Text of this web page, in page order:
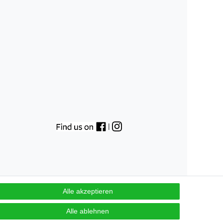
|
Alle akzeptieren
Alle ablehnen